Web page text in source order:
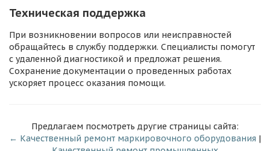
Техническая поддержка
При возникновении вопросов или неисправностей
обращайтесь в службу поддержки. Специалисты помогут
с удаленной диагностикой и предложат решения.
Сохранение документации о проведенных работах
ускоряет процесс оказания помощи.
Предлагаем посмотреть другие страницы сайта:
← Качественный ремонт маркировочного оборудования |